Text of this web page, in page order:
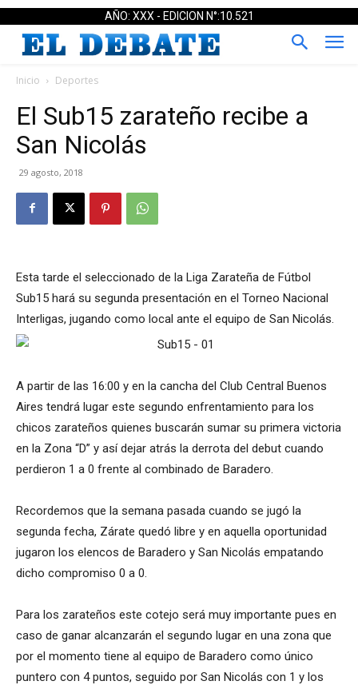
AÑO: XXX - EDICION N°:10.521
Inicio Deportes
El Sub15 zarateño recibe a
San Nicolás
29 agosto, 2018
Esta tarde el seleccionado de la Liga Zarateña de Fútbol
Sub15 hará su segunda presentación en el Torneo Nacional
Interligas, jugando como local ante el equipo de San Nicolás.
A partir de las 16:00 y en la cancha del Club Central Buenos
Aires tendrá lugar este segundo enfrentamiento para los
chicos zarateños quienes buscarán sumar su primera victoria
en la Zona “D” y así dejar atrás la derrota del debut cuando
perdieron 1 a 0 frente al combinado de Baradero.
Recordemos que la semana pasada cuando se jugó la
segunda fecha, Zárate quedó libre y en aquella oportunidad
jugaron los elencos de Baradero y San Nicolás empatando
dicho compromiso 0 a 0.
Para los zarateños este cotejo será muy importante pues en
caso de ganar alcanzarán el segundo lugar en una zona que
por el momento tiene al equipo de Baradero como único
puntero con 4 puntos, seguido por San Nicolás con 1 y los